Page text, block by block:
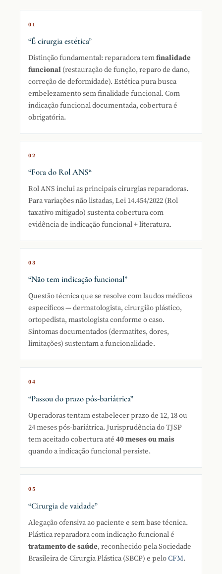
01
“É cirurgia estética”
Distinção fundamental: reparadora temfinalidade
funcional (restauração de função, reparo de dano,
correção de deformidade). Estética pura busca
embelezamento sem finalidade funcional. Com
indicação funcional documentada, cobertura é
obrigatória.
02
“Fora do RolANS“
Rol ANS inclui as principais cirurgias reparadoras.
Para variações não listadas, Lei 14.454/2022 (Rol
taxativo mitigado) sustenta cobertura com
evidência de indicação funcional + literatura.
03
“Não tem indicação funcional”
Questão técnica que se resolve com laudos médicos
específicos — dermatologista, cirurgião plástico,
ortopedista, mastologista conforme o caso.
Sintomas documentados (dermatites, dores,
limitações) sustentam a funcionalidade.
04
“Passou do prazo pós-bariátrica”
Operadoras tentam estabelecer prazo de 12, 18 ou
24 meses pós-bariátrica. Jurisprudência do TJSP
tem aceitado cobertura até 40 meses ou mais
quando a indicação funcional persiste.
05
“Cirurgia de vaidade”
Alegação ofensiva ao paciente e sem base técnica.
Plástica reparadora com indicação funcional é
tratamento de saúde, reconhecido pela Sociedade
Brasileira de Cirurgia Plástica (SBCP) e peloCFM.